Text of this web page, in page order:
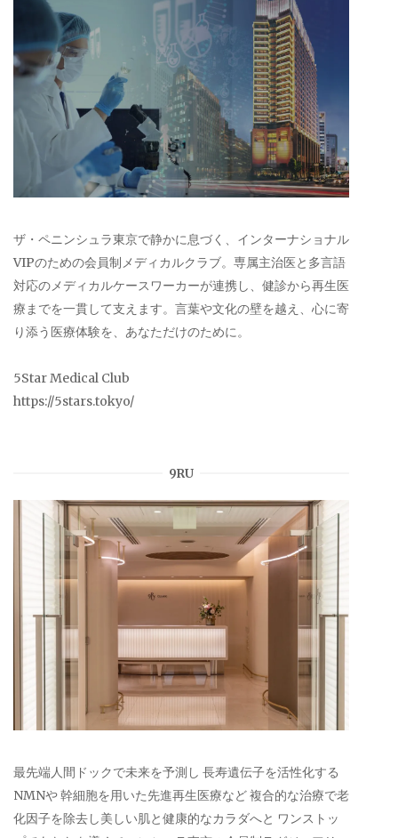
ザ・ペニンシュラ東京で静かに息づく、インターナショナル
VIPのための会員制メディカルクラブ。専属主治医と多言語
対応のメディカルケースワーカーが連携し、健診から再生医
療までを一貫して支えます。言葉や文化の壁を越え、心に寄
り添う医療体験を、あなただけのために。
5Star Medical Club
https://5stars.tokyo/
9RU
最先端人間ドックで未来を予測し 長寿遺伝子を活性化する
NMNや 幹細胞を用いた先進再生医療など 複合的な治療で老
化因子を除去し美しい肌と健康的なカラダへと ワンストッ